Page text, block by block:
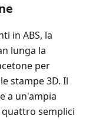
in ABS, la
lunga la
per
stampe 3D. Il
a un'ampia
semplici